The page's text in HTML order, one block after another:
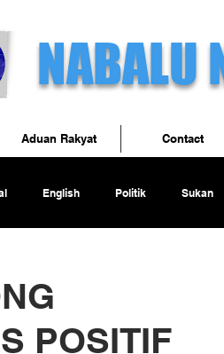
NABALU
English Politik Sukan
POSITIF
Aduan Rakyat Contact